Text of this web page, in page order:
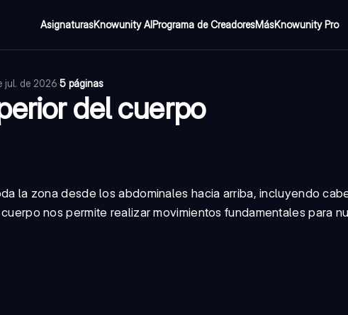
AsignaturasKnowunity AIPrograma de CreadoresMásKnowunity Pro
jul. de 2026·5 páginas
del cuerpo
la zona desde los abdominales hacia arriba, incluyendo
nos permite realizar movimientos fundamentales para